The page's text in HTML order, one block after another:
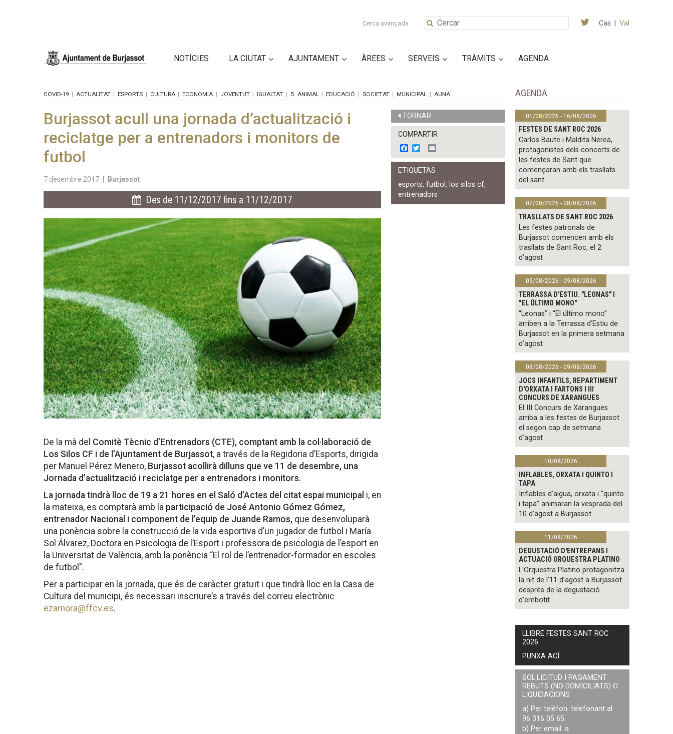
Cerca avançada Cas Val
NOTÍCIES LA CIUTAT AJUNTAMENT ÀREES SERVEIS TRÀMITS AGENDA
COVID-19 ACTUALITAT ESPORTS CULTURA ECONOMIA JOVENTUT IGUALTAT B. ANIMAL EDUCACIÓ SOCIETAT MUNICIPAL AUNA
Burjassot acull una jornada d’actualització i
reciclatge per a entrenadors i monitors de
futbol
7 desembre 2017 Burjassot
Des de 11/12/2017 fins a 11/12/2017
De la mà del Comitè Tècnic d’Entrenadors (CTE), comptant amb la col·laboració de
Los Silos CF i de l’Ajuntament de Burjassot, a través de la Regidoria d’Esports, dirigida
per Manuel Pérez Menero, Burjassot acollirà dilluns que ve 11 de desembre, una
Jornada d’actualització i reciclatge per a entrenadors i monitors.
La jornada tindrà lloc de 19 a 21 hores en el Saló d’Actes del citat espai municipal i, en
la mateixa, es comptarà amb la participació de José Antonio Gómez Gómez,
entrenador Nacional i component de l’equip de Juande Ramos, que desenvoluparà
una ponència sobre la construcció de la vida esportiva d’un jugador de futbol i María
Sol Álvarez, Doctora en Psicologia de l’Esport i professora de psicologia de l’esport en
la Universitat de València, amb la ponència “El rol de l’entrenador-formador en escoles
de futbol”.
Per a participar en la jornada, que és de caràcter gratuït i que tindrà lloc en la Casa de
Cultura del municipi, és necessari inscriure’s a través del correu electrònic
ezamora@ffcv.es.
TORNAR
COMPARTIR
F
a
c
e
o
o
k
w
i
t
e
r
m
a
l
ETIQUETAS
esports,futbol, los silos cf,
entrenadors
AGENDA
01/08/2026 - 16/08/2026
FESTES DE SANT ROC 2026
Carlos Baute i Maldita Nerea,
protagonistes dels concerts de
les festes de Sant que
començaran amb els trasllats
del sant
02/08/2026 - 08/08/2026
TRASLLATS DE SANT ROC 2026
Les festes patronals de
Burjassot comencen amb els
trasllats de Sant Roc, el 2
d’agost
05/08/2026 - 09/08/2026
TERRASSA D'ESTIU. "LEONAS" I
"EL ÚLTIMO MONO"
“Leonas” i “El último mono”
arriben a la Terrassa d’Estiu de
Burjassot en la primera setmana
d’agost
08/08/2026 - 09/08/2026
JOCS INFANTILS, REPARTIMENT
D'ORXATA I FARTONS I III
CONCURS DE XARANGUES
El III Concurs de Xarangues
arriba a les festes de Burjassot
el segon cap de setmana
d’agost
10/08/2026
INFLABLES, ORXATA I QUINTO I
TAPA
Inflables d’aigua, orxata i “quinto
i tapa” animaran la vesprada del
10 d’agost a Burjassot
11/08/2026
DEGUSTACIÓ D'ENTREPANS I
ACTUACIÓ ORQUESTRA PLATINO
L’Orquestra Platino protagonitza
la nit de l’11 d’agost a Burjassot
després de la degustació
d’embotit
LLIBRE FESTES SANT ROC
2026
PUNXA ACÍ
SOL·LICITUD I PAGAMENT
REBUTS (NO DOMICILIATS) O
LIQUIDACIONS
a) Per telèfon: telefonant al
96 316 05 65.
b) Per email: a